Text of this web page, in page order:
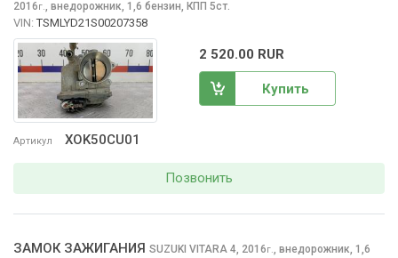
Артикул XOK50CU01
2016г., внедорожник, 1,6 бензин, КПП 5ст.
VIN: TSMLYD21S00207358
2 520.00 RUR
Купить
Позвонить
ЗАМОК ЗАЖИГАНИЯ SUZUKI VITARA 4, 2016г., внедорожник, 1,6